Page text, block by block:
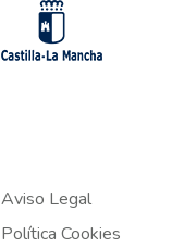
Aviso Legal
Política Cookies